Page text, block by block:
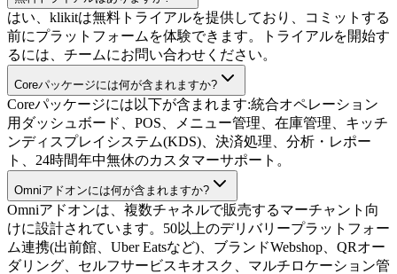
はい、klikitは無料トライアルを提供しており、コミットする
前にプラットフォームを体験できます。トライアルを開始す
るには、チームにお問い合わせください。
Coreパッケージには何が含まれますか?
Coreパッケージには以下が含まれます:統合オペレーション
用ダッシュボード、POS、メニュー管理、在庫管理、キッチ
ンディスプレイシステム(KDS)、決済処理、分析・レポー
ト、24時間年中無休のカスタマーサポート。
Omniアドオンには何が含まれますか?
Omniアドオンは、複数チャネルで販売するマーチャント向
けに設計されています。50以上のデリバリープラットフォー
ム連携(出前館、Uber Eatsなど)、ブランドWebshop、QRオー
ダリング、セルフサービスキオスク、マルチロケーション管